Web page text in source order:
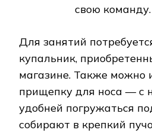
свою команду.
Для занятий
купальник,
магазине. Также можно
прищепку для носа — с
удобней погружаться
собирают в крепкий